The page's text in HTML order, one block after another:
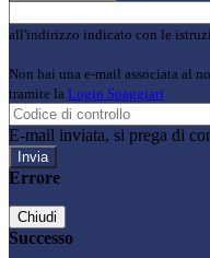
all'indirizzo indicato con le
Non hai una e-mail associata al
tramite la Login Spaggiari
E-mail inviata, si prega di
Errore
Chiudi
Successo